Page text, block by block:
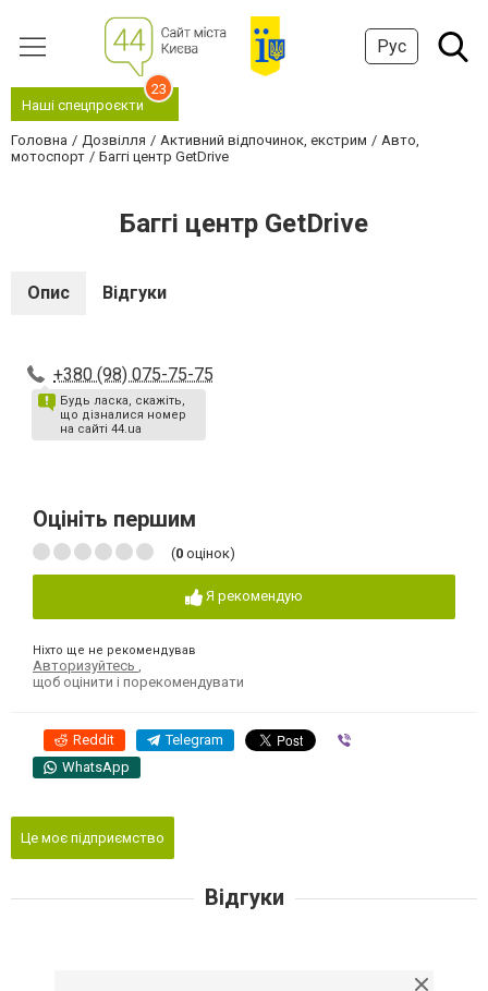
Рус
Наші спецпроєкти
23
Головна Дозвілля Активний відпочинок, екстрим
Авто,
мотоспорт
Баггі центр GetDrive
Баггі центр GetDrive
Опис Відгуки
+380 (98) 075-75-75
Будь ласка, скажіть,
що дізналися номер
на сайті 44.ua
Оцініть першим
(0 оцінок)
Я рекомендую
Ніхто ще не рекомендував
Авторизуйтесь
щоб оцінити і порекомендувати
Reddit Telegram
WhatsApp
Це моє підприємство
Відгуки